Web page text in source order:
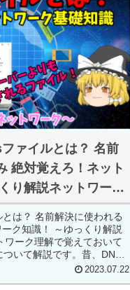
ァイルとは？ 名前
絶対覚えろ！ネット
り解説ネットワーク
は？ 名前解決に使われる
ク知識！ ～ゆっくり解説
ワーク理解で覚えておいて
いて解説です。昔、DNS
2023.07.22